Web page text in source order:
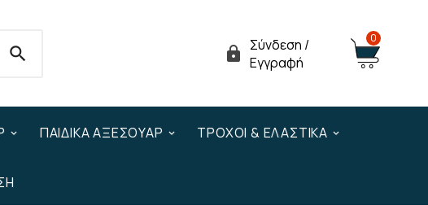
  Σύνδεση /
Εγγραφή
0
ΠΑΙΔΙΚΆ ΑΞΕΣΟΥΆΡ ΤΡΟΧΟΊ & ΕΛΑΣΤΙΚΆ